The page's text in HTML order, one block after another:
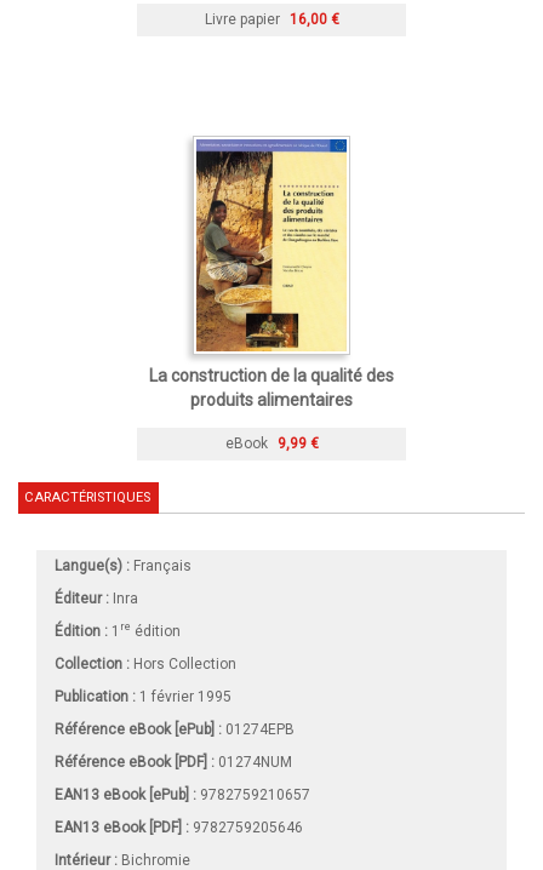
Livre papier 16,00 €
La construction de la qualité des
produits alimentaires
eBook 9,99 €
CARACTÉRISTIQUES
Langue(s) : Français
Éditeur : Inra
Édition : 1 re édition
Collection : Hors Collection
Publication : 1 février 1995
Référence eBook [ePub] : 01274EPB
Référence eBook [PDF] : 01274NUM
EAN13 eBook [ePub] : 9782759210657
EAN13 eBook [PDF] : 9782759205646
Intérieur : Bichromie